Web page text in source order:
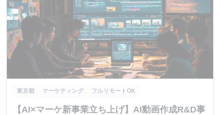
東京都 マーケティング フルリモートOK
【AI×マーケ新事業立ち上げ】AI動画作成R&D事